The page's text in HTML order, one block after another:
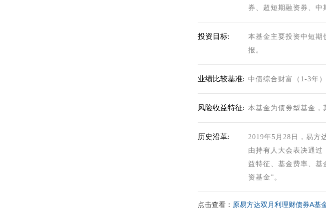
券、超短期融资券、中
投资目标:
本基金主要投资中短期
报。
业绩比较基准: 中债综合财富（1-3年
风险收益特征: 本基金为债券型基金，
历史沿革:
2019年5月28日，易方
由持有人大会表决通
益特征、基金费率、基
资基金”。
点击查看： 原易方达双月利理财债券A基